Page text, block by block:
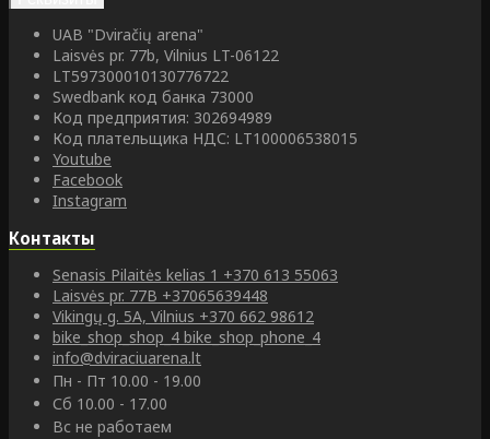
UAB "Dviračių arena"
Laisvės pr. 77b, Vilnius LT-06122
LT597300010130776722
Swedbank код банка 73000
Код предприятия: 302694989
Код плательщика НДС: LT100006538015
Youtube
Facebook
Instagram
Контакты
Senasis Pilaitės kelias 1 +370 613 55063
Laisvės pr. 77B +37065639448
Vikingų g. 5A, Vilnius +370 662 98612
bike_shop_shop_4 bike_shop_phone_4
info@dviraciuarena.lt
Пн - Пт 10.00 - 19.00
Сб 10.00 - 17.00
Вс не работаем